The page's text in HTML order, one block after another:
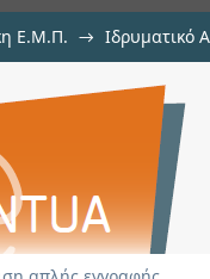
Ε.Μ.Π. → Ιδρυματικό
of light in